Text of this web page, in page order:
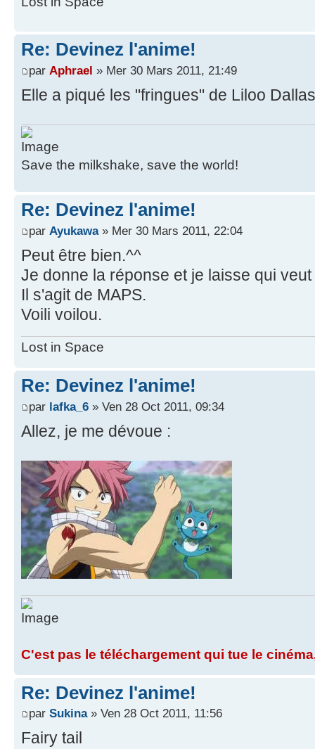
Re: Devinez l'anime!
par Aphrael » Mer 30 Mars 2011, 21:49
Elle a piqué les "fringues" de Liloo
Save the milkshake, save the world!
Re: Devinez l'anime!
par Ayukawa» Mer 30 Mars 2011, 22:04
Peut être bien.^^
Je donne la réponse et je laisse qui
Il s'agit de MAPS.
Voili voilou.
Lost in Space
Re: Devinez l'anime!
par lafka_6 » Ven 28 Oct 2011, 09:34
Allez, je me dévoue :
C'est pas le téléchargement qui tue le
Re: Devinez l'anime!
par Sukina» Ven 28 Oct 2011, 11:56
Fairy tail